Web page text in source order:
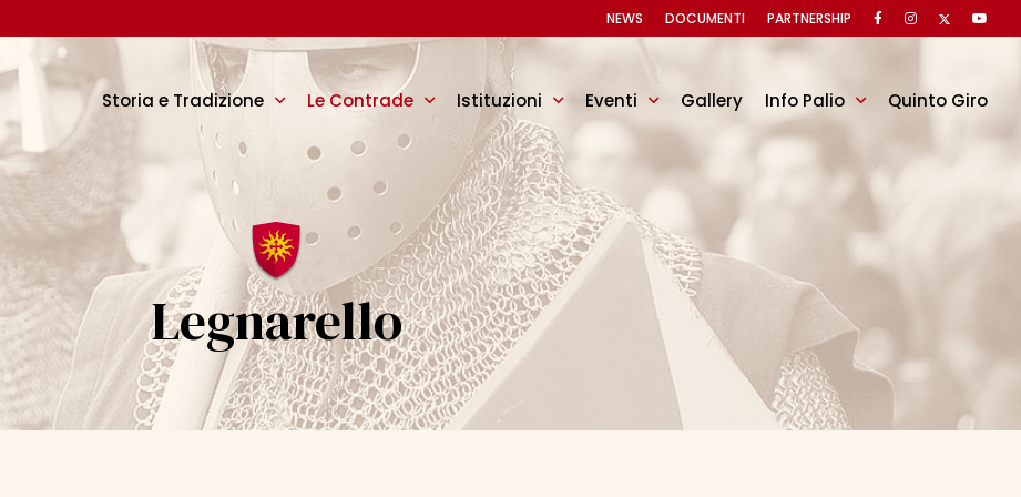
Storia e Tradizione Le Contrade Istituzioni Eventi Gallery Info Palio Quinto Giro
NEWS DOCUMENTI PARTNERSHIP
Legnarello